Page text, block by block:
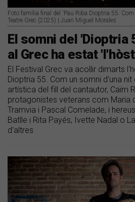
Foto família final del 'Pau Riba Dioptria 55.
Teatre Grec (2025) | Juan Miguel Morales
El somni del 'Dioptria
al Grec ha estat
El Festival Grec va acollir dimarts
Dioptria 55. Com un somni d'una
artística del fill del cantautor, Caïm
protagonistes veterans com Maria
Tramvia i Pascal Comelade, i
Batlle i Rita Payés, Ivette Nadal o
d'altres